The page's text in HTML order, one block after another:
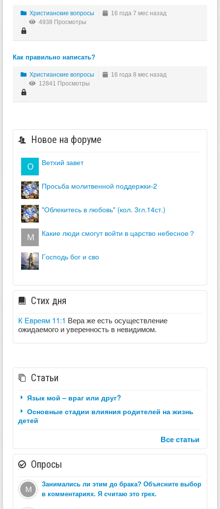
Христианские вопросы
16 года 7 мес назад
4938 Просмотры
Как правильно написать?
Христианские вопросы
16 года 8 мес назад
12841 Просмотры
Новое на форуме
ветхий завет
просьба молитвенной поддержки-2
"облекитесь в любовь" (кол. 3гл.14ст.)
какие люди смогут войти в царство небесное？
господь бог и сво
Стих дня
К Евреям 11:1 Вера же есть осуществление
ожидаемого и уверенность в невидимом.
Статьи
Язык мой – враг или друг?
Основные стадии влияния родителей на жизнь
детей
Все статьи
Опросы
Занимались ли этим до брака? Объясните выбор
в комментариях. Я считаю это грех.